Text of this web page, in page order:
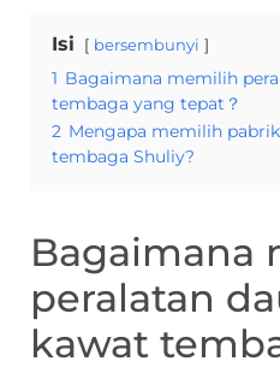
Isi bersembunyi
1 Bagaimana memilih
tembaga yang tepat？
2 Mengapa memilih
tembaga Shuliy?
Bagaimana
peralatan
kawat